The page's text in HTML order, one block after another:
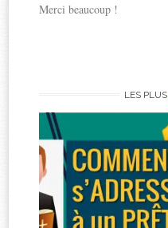
Merci beaucoup !
LES PLUS